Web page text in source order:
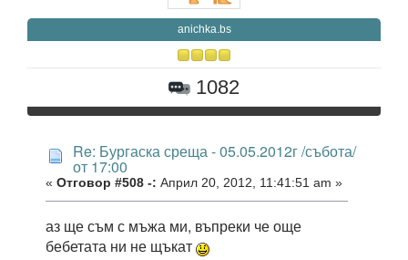
anichka.bs
1082
Re: Бургаска среща - 05.05.2012г /събота/
от 17:00
« Отговор #508 -: Април 20, 2012, 11:41:51 am »
аз ще съм с мъжа ми, въпреки че още
бебетата ни не щъкат